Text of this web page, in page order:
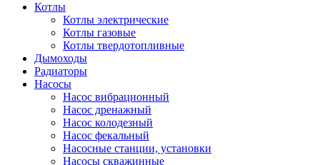
Котлы
Котлы электрические
Котлы газовые
Котлы твердотопливные
Дымоходы
Радиаторы
Насосы
Насос вибрационный
Насос дренажный
Насос колодезный
Насос фекальный
Насосные станции, установки
Насосы скважинные